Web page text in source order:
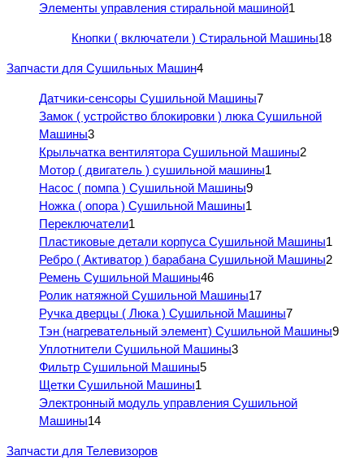
Элементы управления стиральной машиной1
Кнопки ( включатели ) Стиральной Машины18
Запчасти для Сушильных Машин4
Датчики-сенсоры Сушильной Машины7
Замок ( устройство блокировки ) люка Сушильной
Машины3
Крыльчатка вентилятора Сушильной Машины2
Мотор ( двигатель ) сушильной машины1
Насос ( помпа ) Сушильной Машины9
Ножка ( опора ) Сушильной Машины1
Переключатели1
Пластиковые детали корпуса Сушильной Машины1
Ребро ( Активатор ) барабана Сушильной Машины2
Ремень Сушильной Машины46
Ролик натяжной Сушильной Машины17
Ручка дверцы ( Люка ) Сушильной Машины7
Тэн (нагревательный элемент) Сушильной Машины9
Уплотнители Сушильной Машины3
Фильтр Сушильной Машины5
Щетки Сушильной Машины1
Электронный модуль управления Сушильной
Машины14
Запчасти для Телевизоров